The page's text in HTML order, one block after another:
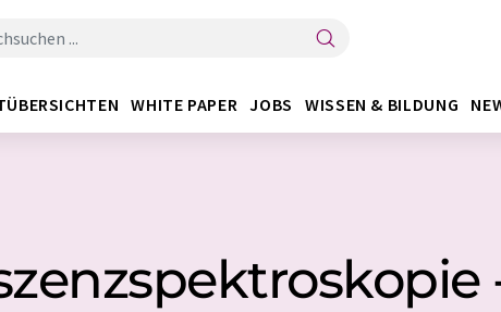
WHITE PAPER JOBS WISSEN & BILDUNG